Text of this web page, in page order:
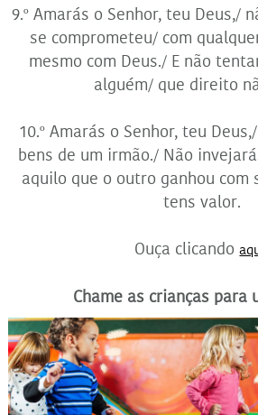
9.º Amarás o Senhor, teu Deus,/
se comprometeu/ com
mesmo com Deus./ E não
alguém/ que direito
10.º Amarás o Senhor, teu
bens de um irmão./ Não
aquilo que o outro ganhou com
tens valor.
Ouça clicando
Chame as crianças para